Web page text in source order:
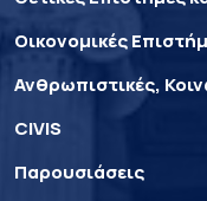
Οικονομικές
Ανθρωπιστικές,
CIVIS
Παρουσιάσεις